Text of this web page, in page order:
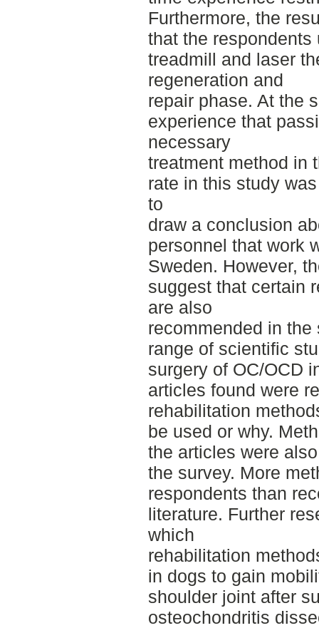
Furthermore, the
that the
treadmill and laser
regeneration and
repair phase. At the
experience that
necessary
treatment method in
rate in this study
to
draw a conclusion
personnel that work
Sweden. However,
suggest that certain
are also
recommended in
range of scientific
surgery of OC/OCD
articles found were
rehabilitation
be used or why.
the articles were
the survey. More
respondents than
literature. Further
which
rehabilitation
in dogs to gain
shoulder joint after
osteochondritis